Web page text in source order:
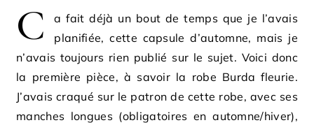
C
a fait déjà un bout de temps que je l’avais
planifiée, cette capsule d’automne, mais je
n’avais toujours rien publié sur le sujet. Voici donc
la première pièce, à savoir la robe Burda fleurie.
J’avais craqué sur le patron de cette robe, avec ses
manches longues (obligatoires en automne/hiver),